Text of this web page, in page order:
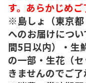
す。あらかじめご
※島しょ（東京都
へのお届けにつ
間5日以内）・生
の一部・生花（
きませんのでご了